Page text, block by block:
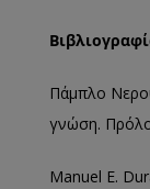
Πάμπλο
γνώση.
Manuel E.